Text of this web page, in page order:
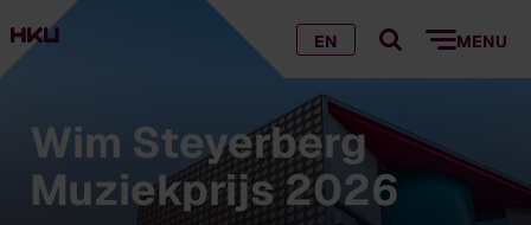
EN MENU
Wim Steyerberg
Muziekprijs 2026